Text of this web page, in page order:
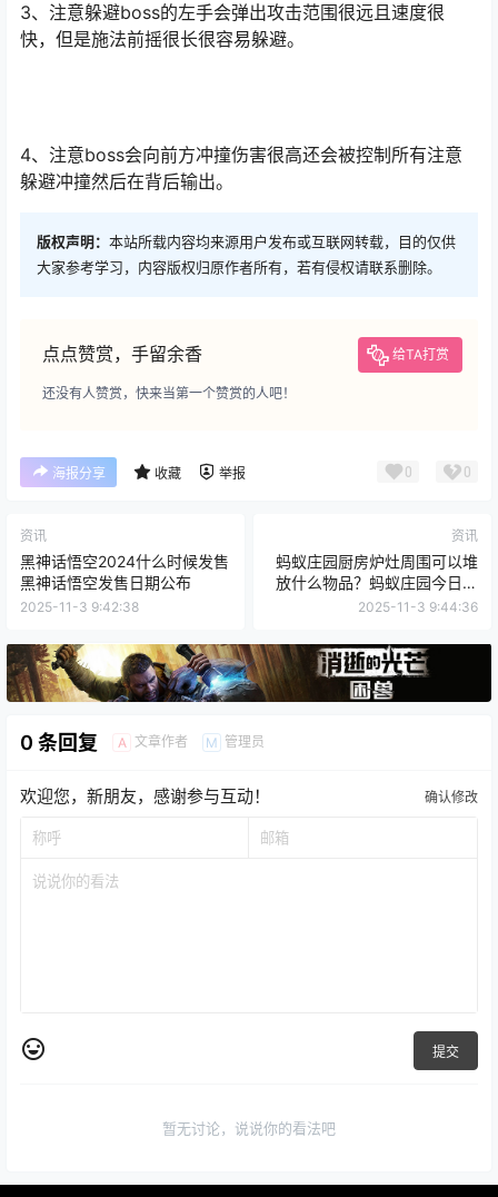
3、注意躲避boss的左手会弹出攻击范围很远且速度很
快，但是施法前摇很长很容易躲避。
4、注意boss会向前方冲撞伤害很高还会被控制所有注意
躲避冲撞然后在背后输出。
版权声明： 本站所载内容均来源用户发布或互联网转载，目的仅供
大家参考学习，内容版权归原作者所有，若有侵权请联系删除。
点点赞赏，手留余香 给TA打赏
还没有人赞赏，快来当第一个赞赏的人吧！
海报分享 收藏 举报 0 0
资讯
黑神话悟空2024什么时候发售
黑神话悟空发售日期公布
2025-11-3 9:42:38
资讯
蚂蚁庄园厨房炉灶周围可以堆
放什么物品？蚂蚁庄园今日答
案最新厨房炉灶
2025-11-3 9:44:36
0 条回复 A 文章作者 M 管理员
欢迎您，新朋友，感谢参与互动！ 确认修改
提交
暂无讨论，说说你的看法吧